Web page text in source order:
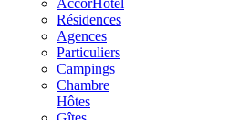
AccorHotel
Résidences
Agences
Particuliers
Campings
Chambre
Hôtes